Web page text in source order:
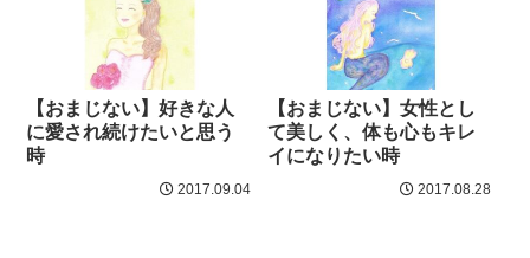
【おまじない】好きな人
に愛され続けたいと思う
時
2017.09.04
【おまじない】女性とし
て美しく、体も心もキレ
イになりたい時
2017.08.28